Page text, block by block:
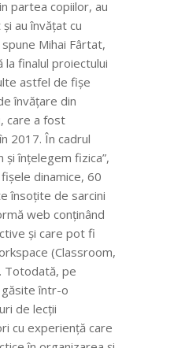
partea copiilor, au
au învățat cu
Mihai Fârtat,
la finalul proiectului
astfel de fișe
învățare din
care a fost
2017. În cadrul
înțelegem fizica”,
dinamice, 60
însoțite de sarcini
web conținând
și care pot fi
(Classroom,
Totodată, pe
într-o
de lecții
cu experiență care